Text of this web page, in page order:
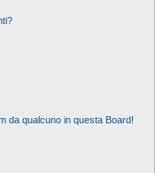
da qualcuno in questa Board!